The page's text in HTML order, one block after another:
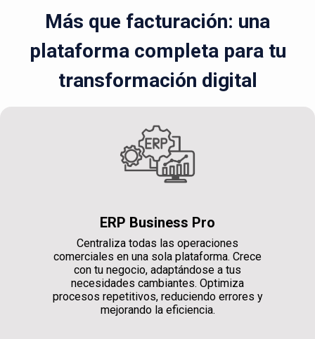
Más que facturación: una
plataforma completa para tu
transformación digital
ERP Business Pro
Centraliza todas las operaciones
comerciales en una sola plataforma. Crece
con tu negocio, adaptándose a tus
necesidades cambiantes. Optimiza
procesos repetitivos, reduciendo errores y
mejorando la eficiencia.